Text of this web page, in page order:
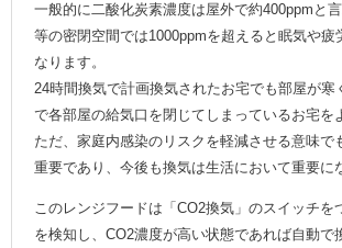
一般的に二酸化炭素濃度は屋外で約400ppmと
等の密閉空間では1000ppmを超えると眠気や疲
なります。
24時間換気で計画換気されたお宅でも部屋が寒
で各部屋の給気口を閉じてしまっているお宅を
ただ、家庭内感染のリスクを軽減させる意味で
重要であり、今後も換気は生活において重要に
このレンジフードは「CO2換気」のスイッチを
を検知し、CO2濃度が高い状態であれば自動で